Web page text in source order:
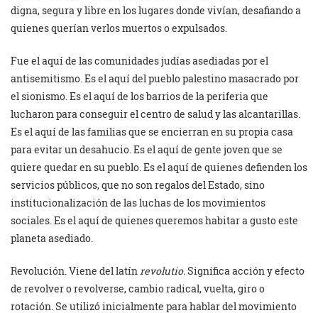
digna, segura y libre en los lugares donde vivían, desafiando a
quienes querían verlos muertos o expulsados.
Fue el aquí de las comunidades judías asediadas por el
antisemitismo. Es el aquí del pueblo palestino masacrado por
el sionismo. Es el aquí de los barrios de la periferia que
lucharon para conseguir el centro de salud y las alcantarillas.
Es el aquí de las familias que se encierran en su propia casa
para evitar un desahucio. Es el aquí de gente joven que se
quiere quedar en su pueblo. Es el aquí de quienes defienden los
servicios públicos, que no son regalos del Estado, sino
institucionalización de las luchas de los movimientos
sociales. Es el aquí de quienes queremos habitar a gusto este
planeta asediado.
Revolución. Viene del latín revolutio.Significa acción y efecto
de revolver o revolverse, cambio radical, vuelta, giro o
rotación. Se utilizó inicialmente para hablar del movimiento